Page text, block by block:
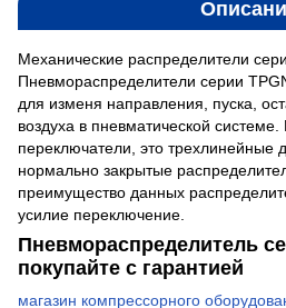
Механические распределители
Пневмораспределители серии
для изменя направления, пуска,
воздуха в пневматической
переключатели, это трехлинейные
нормально закрытые
преимущество данных
усилие переключение.
Пневмораспределитель
покупайте с гарантией
магазин компрессорного